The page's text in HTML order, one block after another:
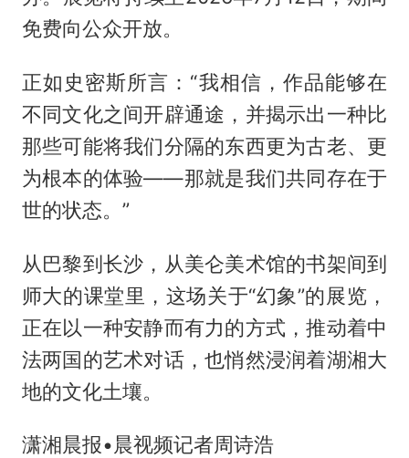
免费向公众开放。
正如史密斯所言：“我相信，作品能够在
不同文化之间开辟通途，并揭示出一种比
那些可能将我们分隔的东西更为古老、更
为根本的体验——那就是我们共同存在于
世的状态。”
从巴黎到长沙，从美仑美术馆的书架间到
师大的课堂里，这场关于“幻象”的展览，
正在以一种安静而有力的方式，推动着中
法两国的艺术对话，也悄然浸润着湖湘大
地的文化土壤。
潇湘晨报•晨视频记者周诗浩